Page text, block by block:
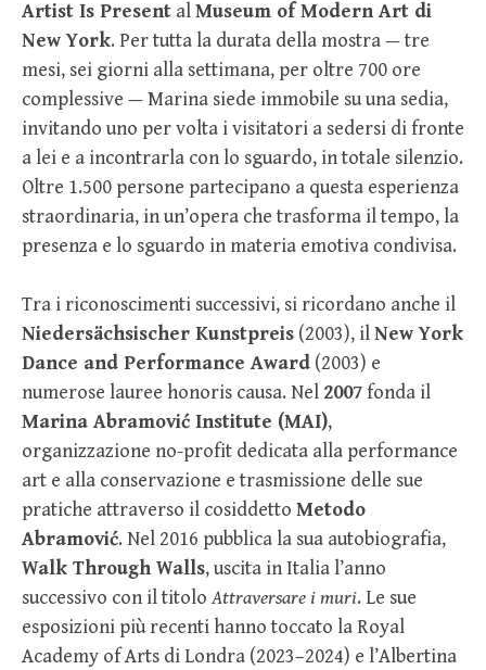
Artist Is Present alMuseum of Modern Art di
New York. Per tutta la durata della mostra — tre
mesi, sei giorni alla settimana, per oltre 700 ore
complessive — Marina siede immobile su una sedia,
invitando uno per volta i visitatori a sedersi di fronte
a lei e a incontrarla con lo sguardo, in totale silenzio.
Oltre 1.500 persone partecipano a questa esperienza
straordinaria, in un’opera che trasforma il tempo, la
presenza e lo sguardo in materia emotiva condivisa.
Tra i riconoscimenti successivi, si ricordano anche il
Niedersächsischer Kunstpreis (2003), ilNew York
Dance and Performance Award (2003) e
numerose lauree honoris causa. Nel 2007fonda il
Marina Abramović Institute (MAI),
organizzazione no-profit dedicata alla performance
art e alla conservazione e trasmissione delle sue
pratiche attraverso il cosiddetto Metodo
Abramović. Nel 2016 pubblica la sua autobiografia,
Walk Through Walls, uscita in Italia l’anno
successivo con il titoloAttraversare i muri. Le sue
esposizioni più recenti hanno toccato la Royal
Academy of Arts di Londra (2023–2024) e l’Albertina